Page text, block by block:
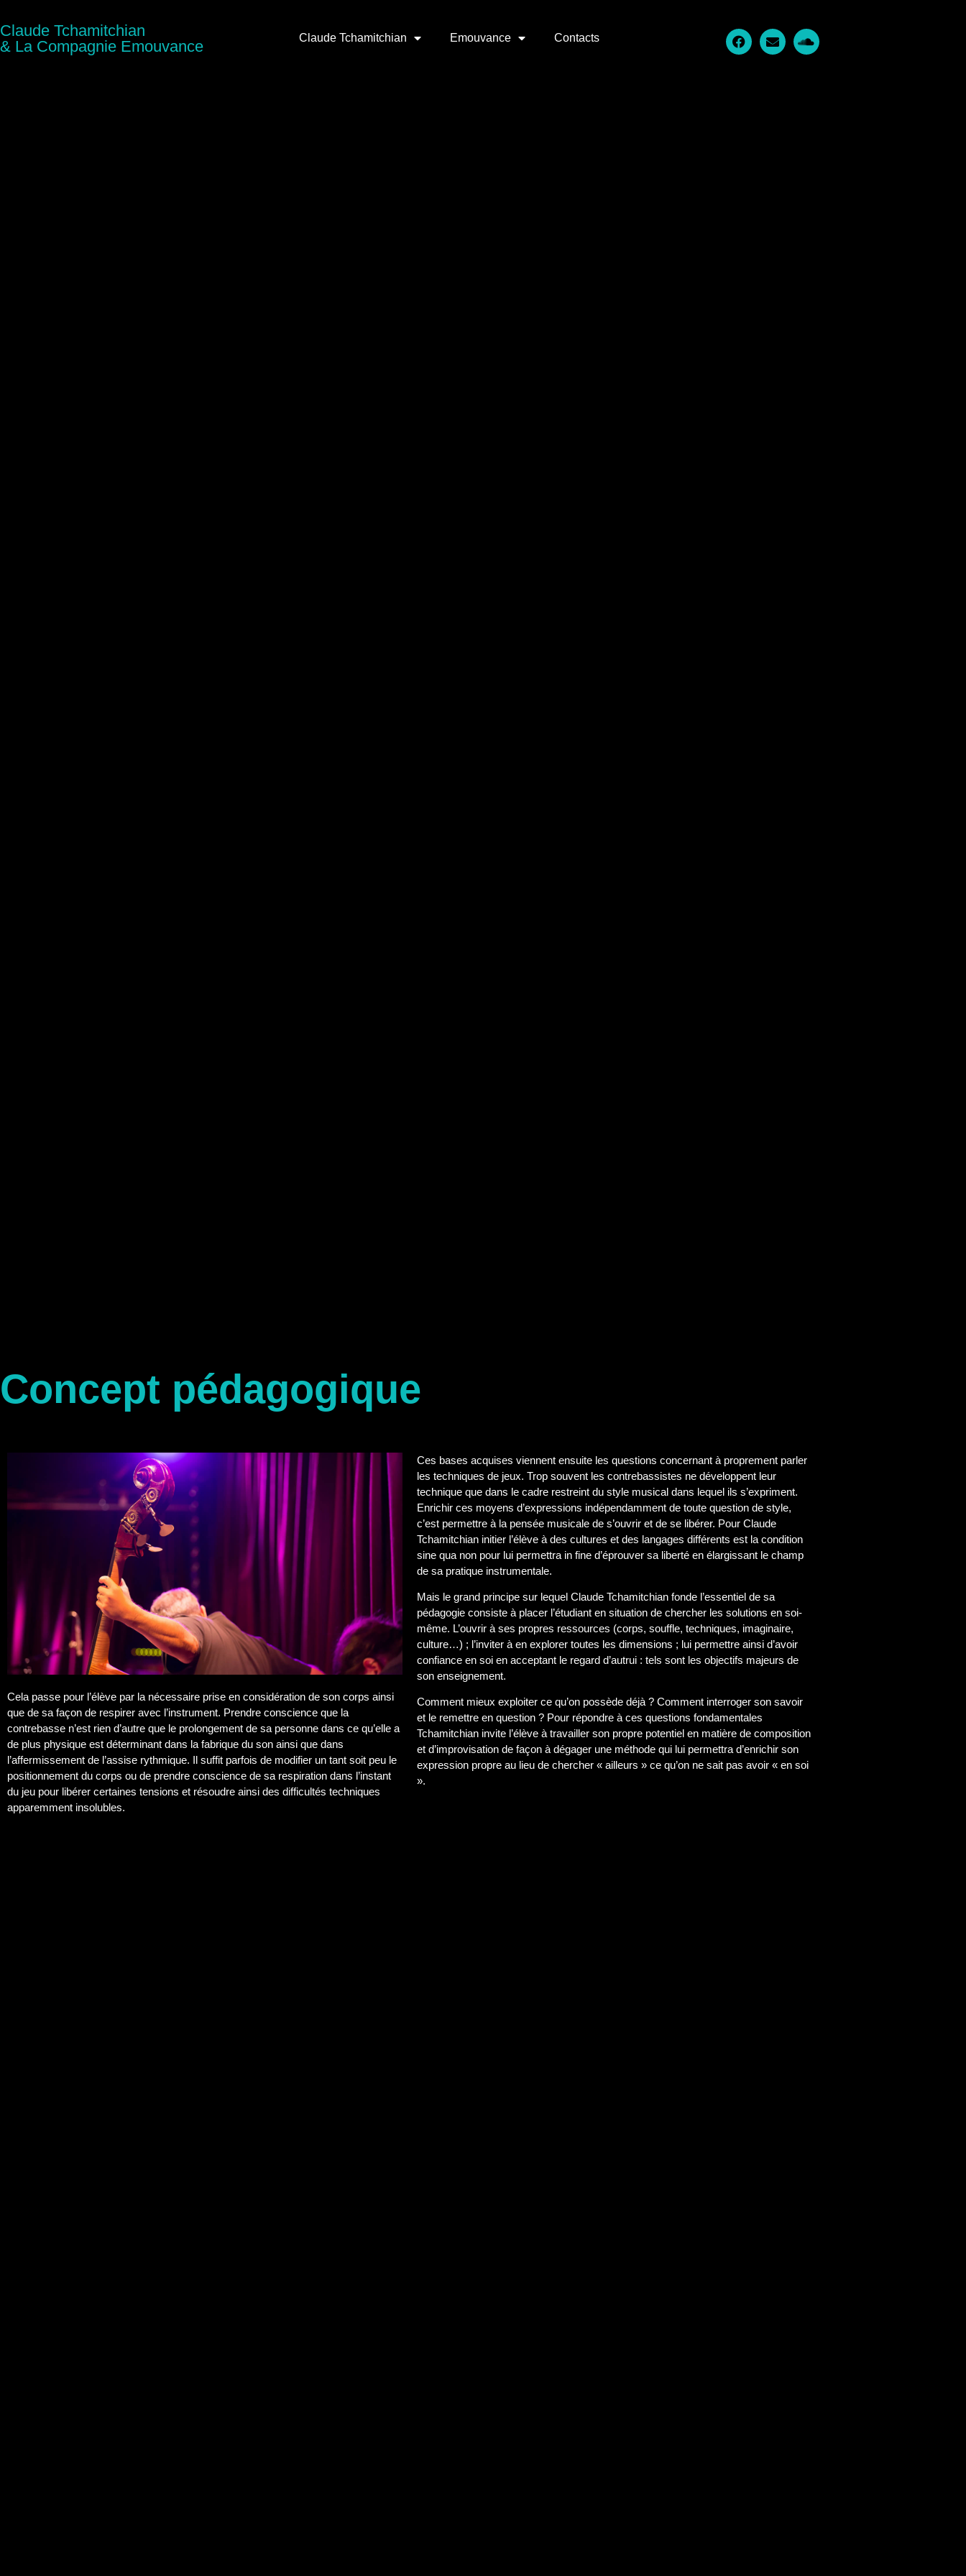
Claude Tchamitchian
& La Compagnie Emouvance
Claude Tchamitchian Emouvance Contacts
Concept pédagogique
Cela passe pour l’élève par la nécessaire prise en considération de son corps ainsi
que de sa façon de respirer avec l’instrument. Prendre conscience que la
contrebasse n’est rien d’autre que le prolongement de sa personne dans ce qu’elle a
de plus physique est déterminant dans la fabrique du son ainsi que dans
l’affermissement de l’assise rythmique. Il suffit parfois de modifier un tant soit peu le
positionnement du corps ou de prendre conscience de sa respiration dans l’instant
du jeu pour libérer certaines tensions et résoudre ainsi des difficultés techniques
apparemment insolubles.
Ces bases acquises viennent ensuite les questions concernant à proprement parler
les techniques de jeux. Trop souvent les contrebassistes ne développent leur
technique que dans le cadre restreint du style musical dans lequel ils s’expriment.
Enrichir ces moyens d’expressions indépendamment de toute question de style,
c’est permettre à la pensée musicale de s’ouvrir et de se libérer. Pour Claude
Tchamitchian initier l’élève à des cultures et des langages différents est la condition
sine qua non pour lui permettra in fine d’éprouver sa liberté en élargissant le champ
de sa pratique instrumentale.
Mais le grand principe sur lequel Claude Tchamitchian fonde l’essentiel de sa
pédagogie consiste à placer l’étudiant en situation de chercher les solutions en soi-
même. L’ouvrir à ses propres ressources (corps, souffle, techniques, imaginaire,
culture…) ; l’inviter à en explorer toutes les dimensions ; lui permettre ainsi d’avoir
confiance en soi en acceptant le regard d’autrui : tels sont les objectifs majeurs de
son enseignement.
Comment mieux exploiter ce qu’on possède déjà ? Comment interroger son savoir
et le remettre en question ? Pour répondre à ces questions fondamentales
Tchamitchian invite l’élève à travailler son propre potentiel en matière de composition
et d’improvisation de façon à dégager une méthode qui lui permettra d’enrichir son
expression propre au lieu de chercher « ailleurs » ce qu’on ne sait pas avoir « en soi
».